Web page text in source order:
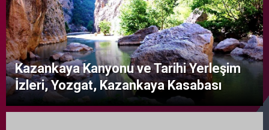
Kazankaya Kanyonu ve Tarihi Yerleşim
İzleri, Yozgat, Kazankaya Kasabası